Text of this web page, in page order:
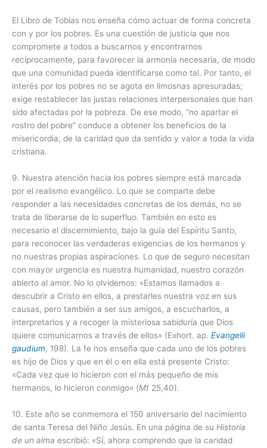
El Libro de Tobías nos enseña cómo actuar de forma concreta
con y por los pobres. Es una cuestión de justicia que nos
compromete a todos a buscarnos y encontrarnos
recíprocamente, para favorecer la armonía necesaria, de modo
que una comunidad pueda identificarse como tal. Por tanto, el
interés por los pobres no se agota en limosnas apresuradas;
exige restablecer las justas relaciones interpersonales que han
sido afectadas por la pobreza. De ese modo, “no apartar el
rostro del pobre” conduce a obtener los beneficios de la
misericordia, de la caridad que da sentido y valor a toda la vida
cristiana.
9. Nuestra atención hacia los pobres siempre está marcada
por el realismo evangélico. Lo que se comparte debe
responder a las necesidades concretas de los demás, no se
trata de liberarse de lo superfluo. También en esto es
necesario el discernimiento, bajo la guía del Espíritu Santo,
para reconocer las verdaderas exigencias de los hermanos y
no nuestras propias aspiraciones. Lo que de seguro necesitan
con mayor urgencia es nuestra humanidad, nuestro corazón
abierto al amor. No lo olvidemos: «Estamos llamados a
descubrir a Cristo en ellos, a prestarles nuestra voz en sus
causas, pero también a ser sus amigos, a escucharlos, a
interpretarlos y a recoger la misteriosa sabiduría que Dios
quiere comunicarnos a través de ellos» (Exhort. ap. Evangelii
gaudium, 198). La fe nos enseña que cada uno de los pobres
es hijo de Dios y que en él o en ella está presente Cristo:
«Cada vez que lo hicieron con el más pequeño de mis
hermanos, lo hicieron conmigo» (Mt 25,40).
10. Este año se conmemora el 150 aniversario del nacimiento
de santa Teresa del Niño Jesús. En una página de su Historia
de un alma escribió: «Sí, ahora comprendo que la caridad